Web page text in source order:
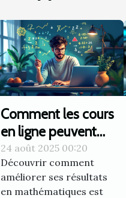
Comment les cours
en ligne peuvent
booster votre
moyenne en maths
?
24 août 2025 00:20
Découvrir comment
améliorer ses résultats
en mathématiques est